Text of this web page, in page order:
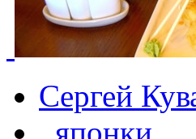
Сергей
, японки